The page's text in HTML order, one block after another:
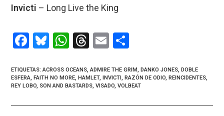
Invicti – Long Live the King
F
ce
b
o
Bl
es
ky
W
at
s
A
T
e
a
d
E
ail m
p
ar
ETIQUETAS:ACROSS OCEANS, ADMIRE THE GRIM, DANKO JONES, DOBLE
ESFERA, FAITH NO MORE, HAMLET, INVICTI, RAZÓN DE ODIO, REINCIDENTES,
REY LOBO, SON AND BASTARDS, VISADO, VOLBEAT